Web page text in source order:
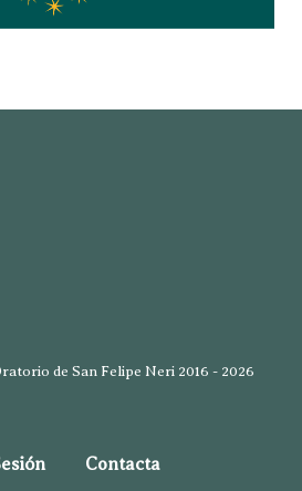
de San Felipe Neri 2016 - 2026
Contacta